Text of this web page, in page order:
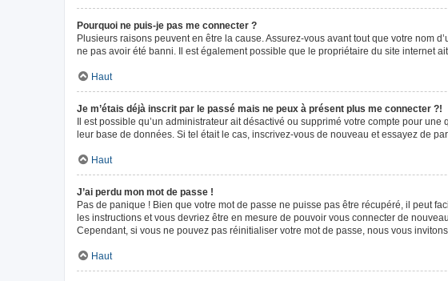
Pourquoi ne puis-je pas me connecter ?
Plusieurs raisons peuvent en être la cause. Assurez-vous avant tout que votre nom
ne pas avoir été banni. Il est également possible que le propriétaire du site internet
Haut
Je m’étais déjà inscrit par le passé mais ne peux à présent plus me connecter ?!
Il est possible qu’un administrateur ait désactivé ou supprimé votre compte pour
leur base de données. Si tel était le cas, inscrivez-vous de nouveau et essayez de
Haut
J’ai perdu mon mot de passe !
Pas de panique ! Bien que votre mot de passe ne puisse pas être récupéré, il peut
les instructions et vous devriez être en mesure de pouvoir vous connecter de
Cependant, si vous ne pouvez pas réinitialiser votre mot de passe, nous vous
Haut